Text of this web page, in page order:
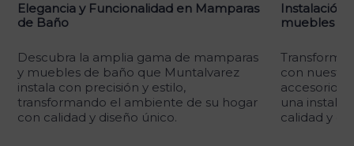
Instalación elegante de mamparas,
muebles y accesorios de baño
Transforma tu baño en un oasis de lujo
con nuestras mamparas, muebles y
accesorios. Confía en Muntalvarez para
una instalación impecable que combina
calidad y estilo.
Instalación
Baño
En
instalación
elegantes